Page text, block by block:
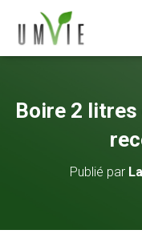
Boire 2 litres
Publié par